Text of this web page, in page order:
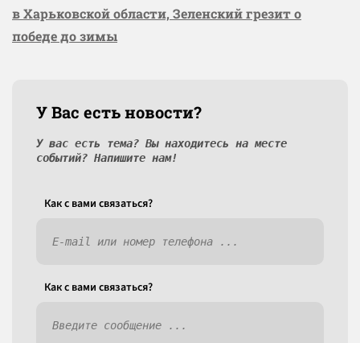
в Харьковской области, Зеленский грезит о
победе до зимы
У Вас есть новости?
У вас есть тема? Вы находитесь на месте
событий? Напишите нам!
Как c вами связаться?
Как c вами связаться?